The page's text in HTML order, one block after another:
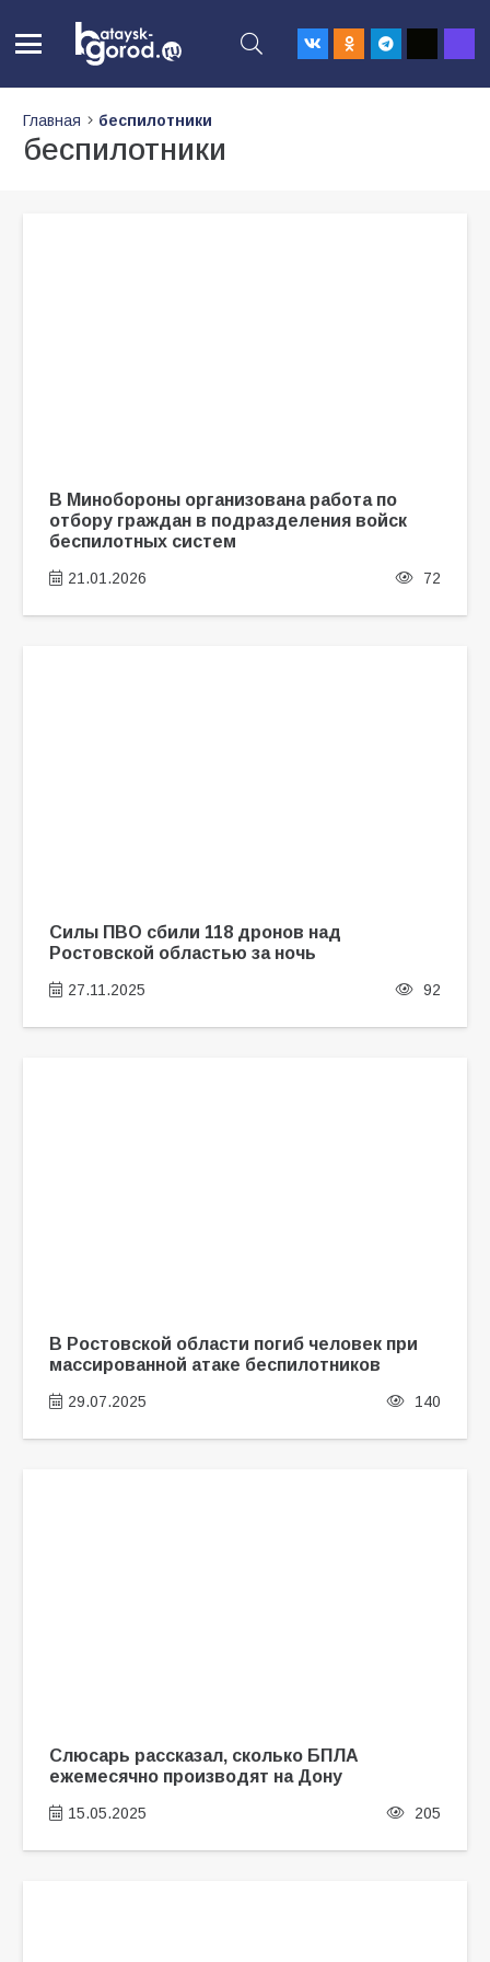
Главная беспилотники
беспилотники
В Минобороны организована работа по
отбору граждан в подразделения войск
беспилотных систем
21.01.2026 72
Силы ПВО сбили 118 дронов над
Ростовской областью за ночь
27.11.2025 92
В Ростовской области погиб человек при
массированной атаке беспилотников
29.07.2025 140
Слюсарь рассказал, сколько БПЛА
ежемесячно производят на Дону
15.05.2025 205